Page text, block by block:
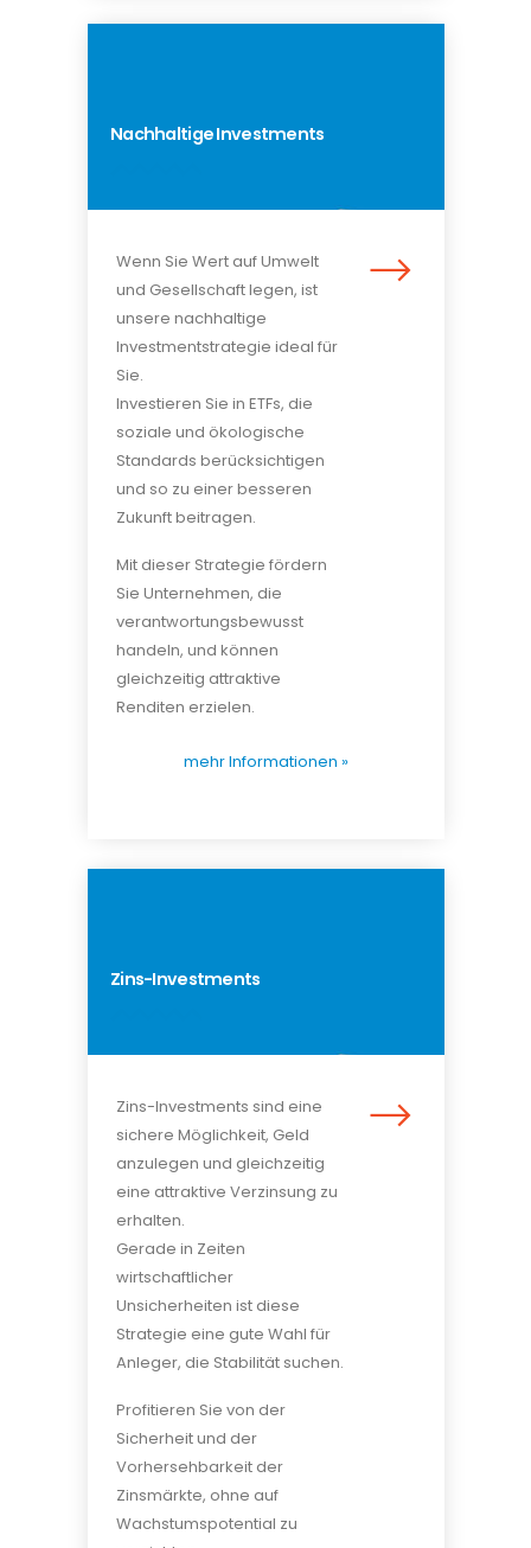
Nachhaltige Investments
Wenn Sie Wert auf Umwelt
und Gesellschaft legen, ist
unsere nachhaltige
Investmentstrategie ideal für
Sie.
Investieren Sie in ETFs, die
soziale und ökologische
Standards berücksichtigen
und so zu einer besseren
Zukunft beitragen.
Mit dieser Strategie fördern
Sie Unternehmen, die
verantwortungsbewusst
handeln, und können
gleichzeitig attraktive
Renditen erzielen.
mehr Informationen »
Zins-Investments
Zins-Investments sind eine
sichere Möglichkeit, Geld
anzulegen und gleichzeitig
eine attraktive Verzinsung zu
erhalten.
Gerade in Zeiten
wirtschaftlicher
Unsicherheiten ist diese
Strategie eine gute Wahl für
Anleger, die Stabilität suchen.
Profitieren Sie von der
Sicherheit und der
Vorhersehbarkeit der
Zinsmärkte, ohne auf
Wachstumspotential zu